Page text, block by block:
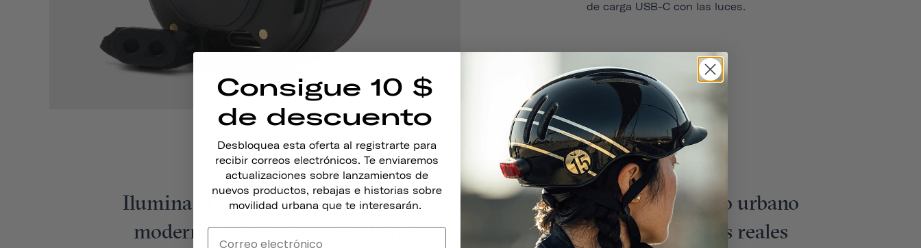
de carga USB-C con las luces.
LUZ MAGNÉTICA PARA BICICLETA TRAVELER
Ilumina el camino con las luces Traveler Lights. Creadas para el viajero urbano
moderno, nuestras luces se han diseñado en colaboración con ciclistas reales
Consigue 10 $
de descuento
Desbloquea esta oferta al registrarte para
recibir correos electrónicos. Te enviaremos
actualizaciones sobre lanzamientos de
nuevos productos, rebajas e historias sobre
movilidad urbana que te interesarán.